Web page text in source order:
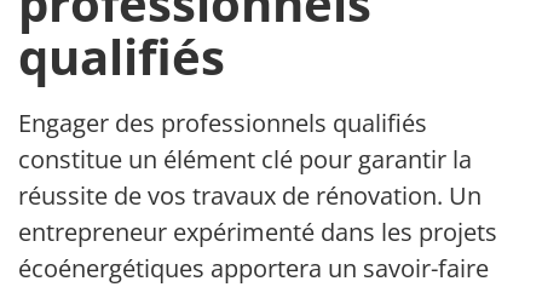
qualifiés
Engager des professionnels qualifiés
constitue un élément clé pour garantir la
réussite de vos travaux de rénovation. Un
entrepreneur expérimenté dans les projets
écoénergétiques apportera un savoir-faire